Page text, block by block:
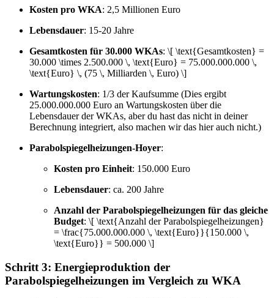
Kosten pro WKA: 2,5 Millionen Euro
Lebensdauer: 15-20 Jahre
Gesamtkosten für 30.000 WKAs: \[ \text{Gesamtkosten} =
30.000 \times 2.500.000 \, \text{Euro} = 75.000.000.000 \,
\text{Euro} \, (75 \, Milliarden \, Euro) \]
Wartungskosten: 1/3 der Kaufsumme (Dies ergibt
25.000.000.000 Euro an Wartungskosten über die
Lebensdauer der WKAs, aber du hast das nicht in deiner
Berechnung integriert, also machen wir das hier auch nicht.)
Parabolspiegelheizungen-Hoyer:
Kosten pro Einheit: 150.000 Euro
Lebensdauer: ca. 200 Jahre
Anzahl der Parabolspiegelheizungen für das gleiche
Budget: \[ \text{Anzahl der Parabolspiegelheizungen}
= \frac{75.000.000.000 \, \text{Euro}}{150.000 \,
\text{Euro}} = 500.000 \]
Schritt 3: Energieproduktion der
Parabolspiegelheizungen im Vergleich zu WKA